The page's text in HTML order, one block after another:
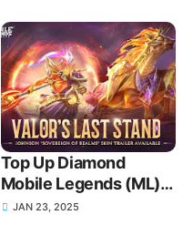
Top Up Diamond
Mobile Legends (ML)
Pakai DANA, Harga
JAN 23, 2025